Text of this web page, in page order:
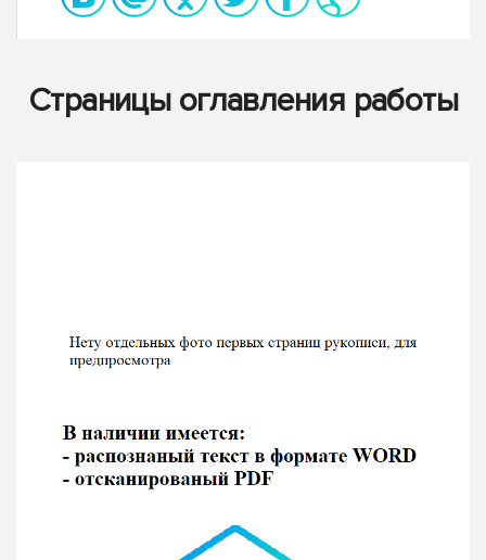
Страницы оглавления работы